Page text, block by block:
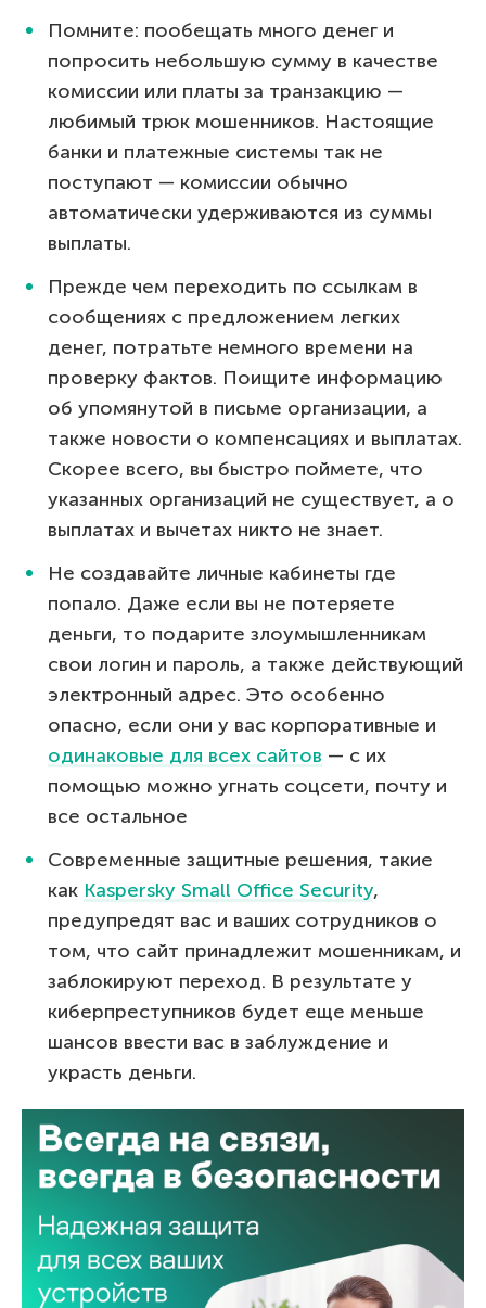
Помните: пообещать много денег и
попросить небольшую сумму в качестве
комиссии или платы за транзакцию —
любимый трюк мошенников. Настоящие
банки и платежные системы так не
поступают — комиссии обычно
автоматически удерживаются из суммы
выплаты.
Прежде чем переходить по ссылкам в
сообщениях с предложением легких
денег, потратьте немного времени на
проверку фактов. Поищите информацию
об упомянутой в письме организации, а
также новости о компенсациях и выплатах.
Скорее всего, вы быстро поймете, что
указанных организаций не существует, а о
выплатах и вычетах никто не знает.
Не создавайте личные кабинеты где
попало. Даже если вы не потеряете
деньги, то подарите злоумышленникам
свои логин и пароль, а также действующий
электронный адрес. Это особенно
опасно, если они у вас корпоративные и
одинаковые для всех сайтов — с их
помощью можно угнать соцсети, почту и
все остальное
Современные защитные решения, такие
как Kaspersky Small Office Security,
предупредят вас и ваших сотрудников о
том, что сайт принадлежит мошенникам, и
заблокируют переход. В результате у
киберпреступников будет еще меньше
шансов ввести вас в заблуждение и
украсть деньги.